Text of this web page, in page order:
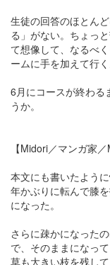
生徒の回答のほとん
る」がない。ちょっ
て想像して、なるべ
ームに手を加えて行く
6月にコースが終わる
うか。
【Midori／マンガ家
本文にも書いたよう
年かぶりに転んで膝
になった。
さらに疎かになった
で、そのままになっ
草も大きい枝を残し